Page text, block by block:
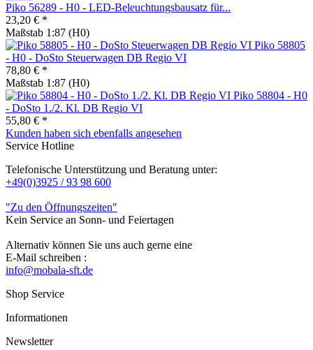
Piko 56289 - H0 - LED-Beleuchtungsbausatz für...
23,20 € *
Maßstab 1:87 (H0)
Piko 58805
- H0 - DoSto Steuerwagen DB Regio VI
78,80 € *
Maßstab 1:87 (H0)
Piko 58804 - H0
- DoSto 1./2. Kl. DB Regio VI
55,80 € *
Kunden haben sich ebenfalls angesehen
Service Hotline
Telefonische Unterstützung und Beratung unter:
+49(0)3925 / 93 98 600
"Zu den Öffnungszeiten"
Kein Service an Sonn- und Feiertagen
Alternativ können Sie uns auch gerne eine
E-Mail schreiben :
info@mobala-sft.de
Shop Service
Informationen
Newsletter